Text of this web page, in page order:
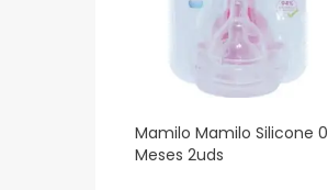
Mamilo Mamilo Silicone 0
Meses 2uds